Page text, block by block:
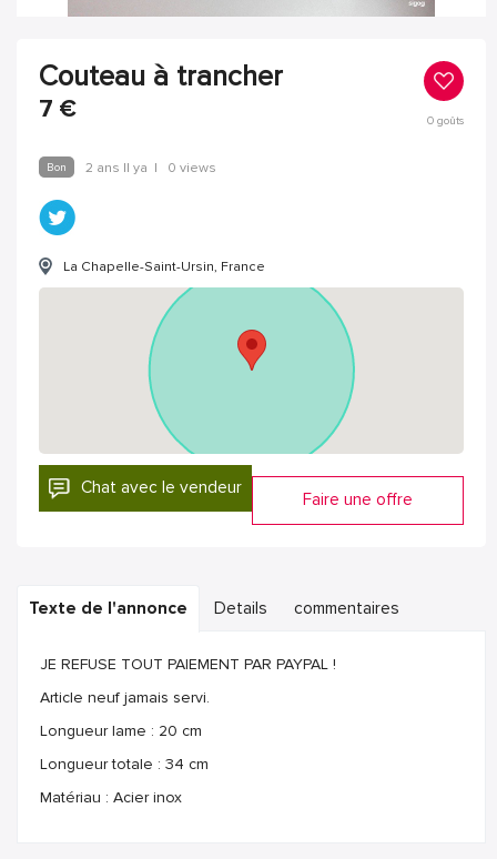
Couteau à trancher
7 € 0goûts
Bon 2 ans Il ya | 0 views
La Chapelle-Saint-Ursin, France
Chat avec le vendeur
Faire une offre
Texte de l'annonce Details commentaires
JE REFUSE TOUT PAIEMENT PAR PAYPAL !
Article neuf jamais servi.
Longueur lame : 20 cm
Longueur totale : 34 cm
Matériau : Acier inox